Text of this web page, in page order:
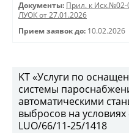
Документы: Прил. к Исх.№02-
ЛУОК от 27.01.2026
Прием заявок до: 10.02.2026
KT «Услуги по
системы
автоматическими
выбросов на
LUO/66/11-25/1418